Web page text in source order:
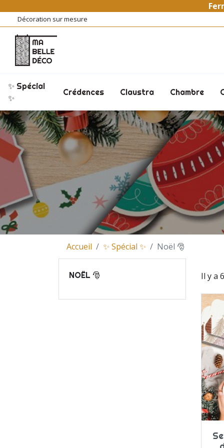
Décoration sur mesure
✨ Spécial
✨
Crédences Claustra Chambre
Accueil ✨ Spécial ✨ Noël 🎅
NOËL 🎅 Il y a